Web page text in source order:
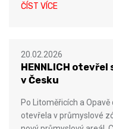
ČÍST VÍCE
20.02.2026
HENNLICH
v Česku
Po Litoměřicích a
otevřela v průmyslové